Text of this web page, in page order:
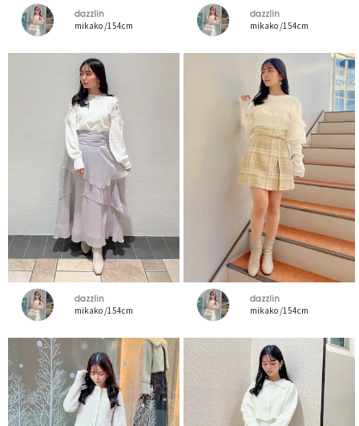
dazzlin
mikako /154cm
dazzlin
mikako /154cm
dazzlin
mikako /154cm
dazzlin
mikako /154cm